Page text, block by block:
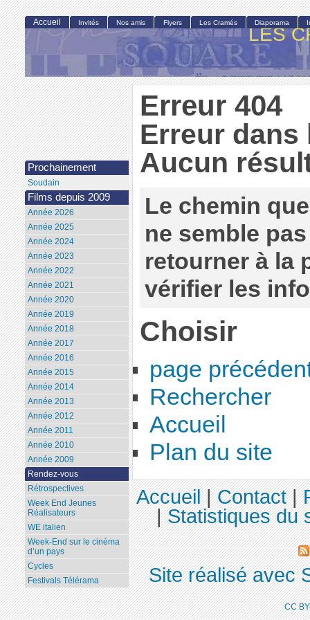
LES
Erreur 404
Erreur dans
Aucun
Le chemin
ne semble
retourner à la
vérifier les
Choisir
page
Rechercher
Accueil
Plan du site
Accueil Invités Nos amis Flyers Les Cramés Diaporama
Prochainement
Soudain
Films depuis 2009
Année 2026
Année 2025
Année 2024
Année 2023
Année 2022
Année 2021
Année 2020
Année 2019
Année 2018
Année 2017
Année 2016
Année 2015
Année 2014
Année 2013
Année 2012
Année 2011
Année 2010
Année 2009
Rendez-vous
Rétrospectives
Week End Jeunes
Réalisateurs
WE italien
Week-End sur le cinéma
d’un pays
Cycles
Festivals Télérama
Accueil|Contact|
|Statistiques du
Site réalisé avec
CC